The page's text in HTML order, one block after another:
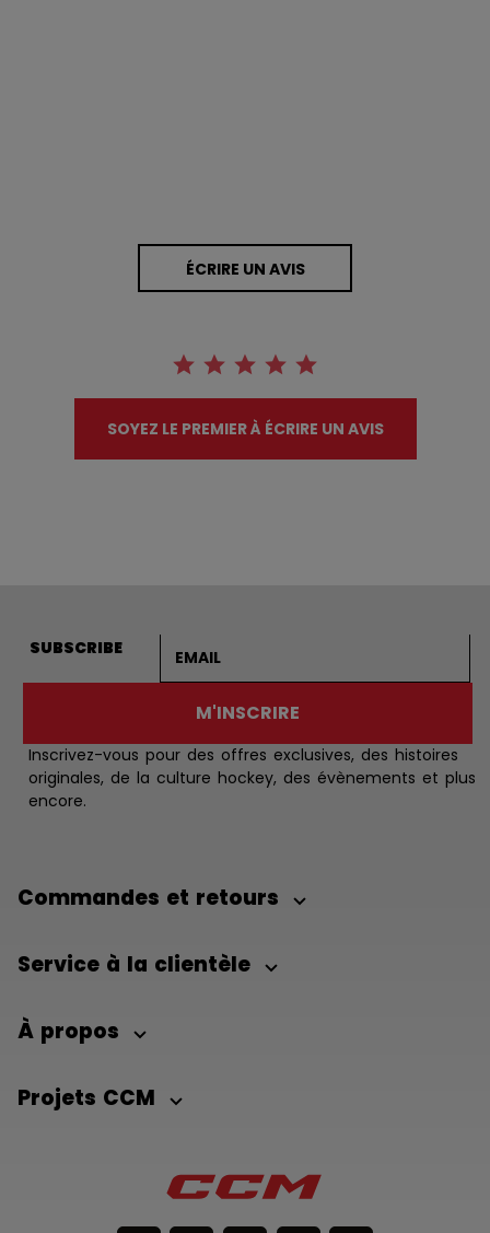
ÉCRIRE UN AVIS
SOYEZ LE PREMIER À ÉCRIRE UN AVIS
SUBSCRIBE
M'INSCRIRE
Inscrivez-vous pour des offres exclusives, des histoires
originales, de la culture hockey, des évènements et plus
encore.
Commandes et retours
Service à la clientèle
À propos
Projets CCM